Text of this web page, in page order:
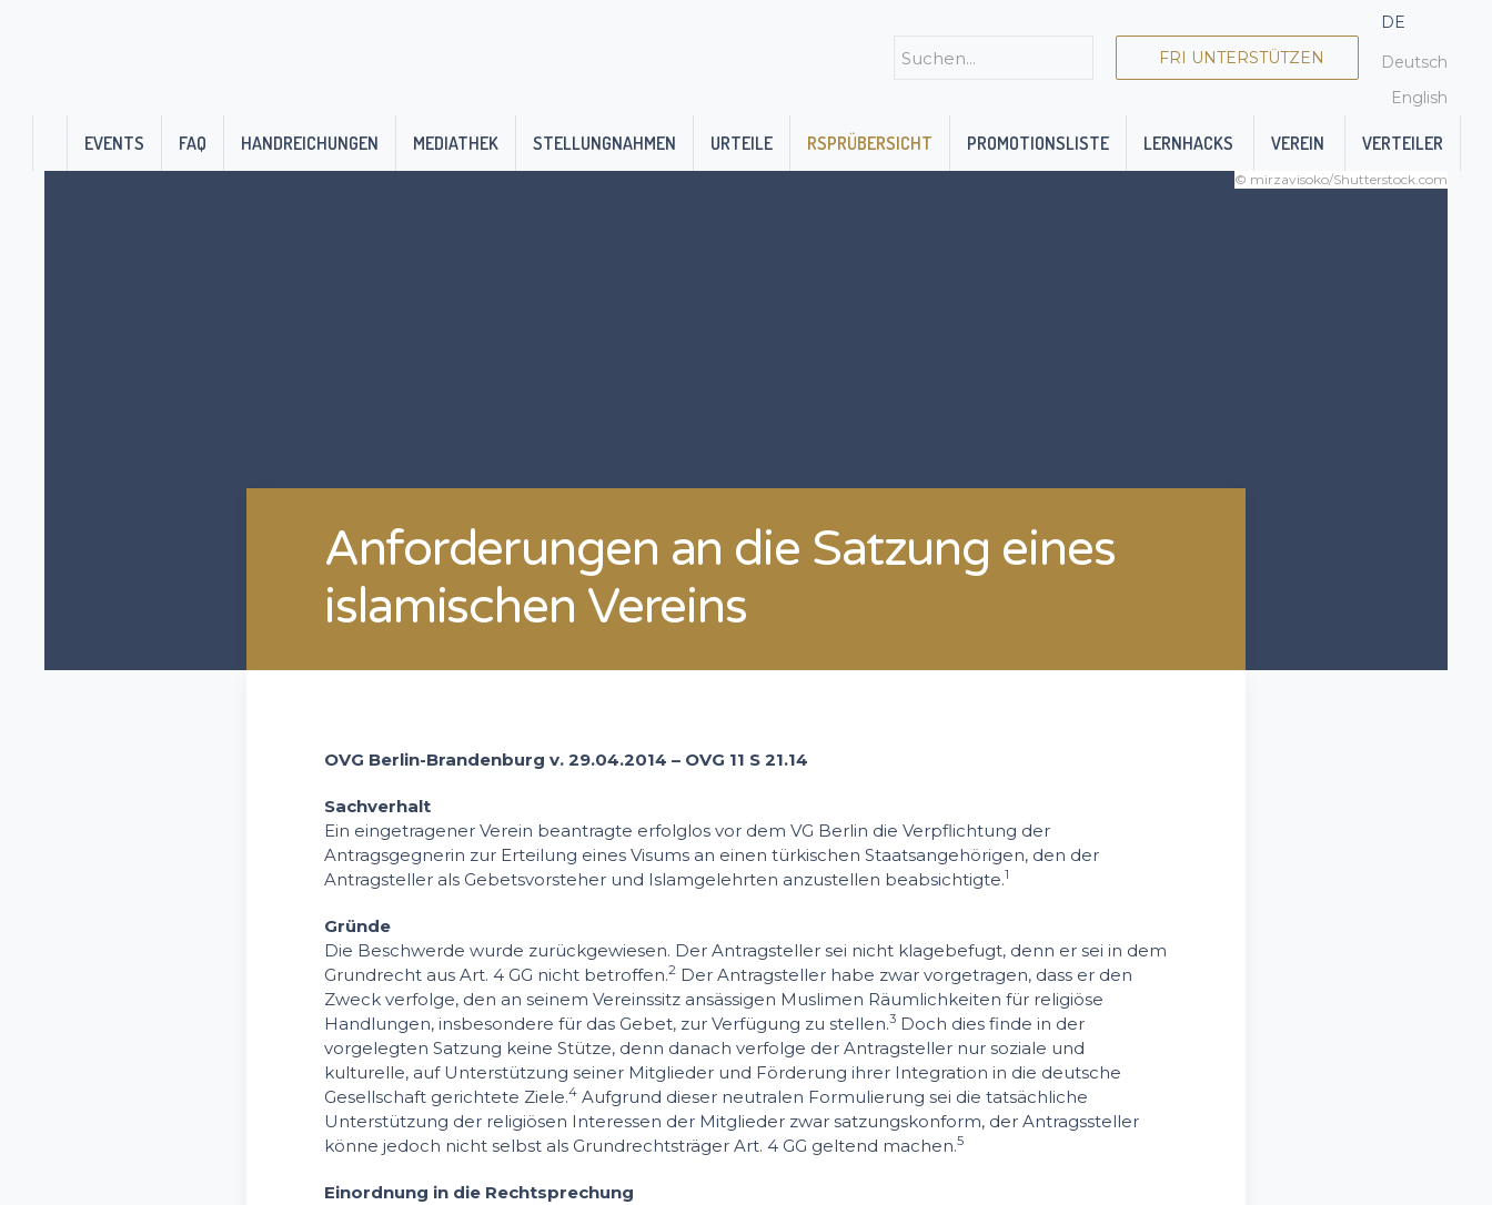
FRI UNTERSTÜTZEN
DE
Deutsch
English
EVENTS FAQ HANDREICHUNGEN MEDIATHEK STELLUNGNAHMEN URTEILE RSPRÜBERSICHT PROMOTIONSLISTE LERNHACKS VEREIN VERTEILER
© mirzavisoko/Shutterstock.com
Anforderungen an die Satzung eines
islamischen Vereins
OVG Berlin-Brandenburg v. 29.04.2014 – OVG 11 S 21.14
Sachverhalt
Ein eingetragener Verein beantragte erfolglos vor dem VG Berlin die Verpflichtung der
Antragsgegnerin zur Erteilung eines Visums an einen türkischen Staatsangehörigen, den der
Antragsteller als Gebetsvorsteher und Islamgelehrten anzustellen beabsichtigte.1
Gründe
Die Beschwerde wurde zurückgewiesen. Der Antragsteller sei nicht klagebefugt, denn er sei in dem
Grundrecht aus Art. 4 GG nicht betroffen.2 Der Antragsteller habe zwar vorgetragen, dass er den
Zweck verfolge, den an seinem Vereinssitz ansässigen Muslimen Räumlichkeiten für religiöse
Handlungen, insbesondere für das Gebet, zur Verfügung zu stellen.3 Doch dies finde in der
vorgelegten Satzung keine Stütze, denn danach verfolge der Antragsteller nur soziale und
kulturelle, auf Unterstützung seiner Mitglieder und Förderung ihrer Integration in die deutsche
Gesellschaft gerichtete Ziele.4 Aufgrund dieser neutralen Formulierung sei die tatsächliche
Unterstützung der religiösen Interessen der Mitglieder zwar satzungskonform, der Antragssteller
könne jedoch nicht selbst als Grundrechtsträger Art. 4 GG geltend machen.5
Einordnung in die Rechtsprechung